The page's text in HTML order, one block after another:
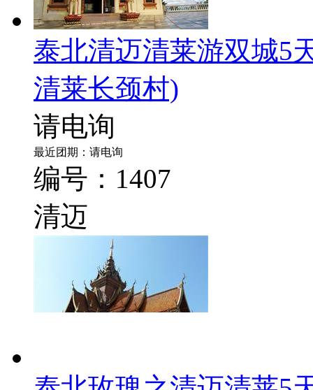
泰北清迈清莱游双城5
清莱长颈村)
请电询
最近团期：请电询
编号：1407
清迈